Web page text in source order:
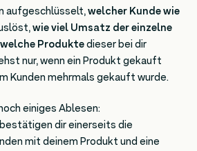
aufgeschlüsselt,welcher Kunde wie
wie viel Umsatz der einzelne
welche Produktedieser bei dir
nur, wenn ein Produkt gekauft
Kunden mehrmals gekauft wurde.
einiges Ablesen:
dir einerseits die
mit deinem Produkt und eine